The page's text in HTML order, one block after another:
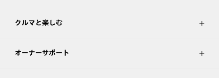
クルマと楽しむ
オーナーサポート